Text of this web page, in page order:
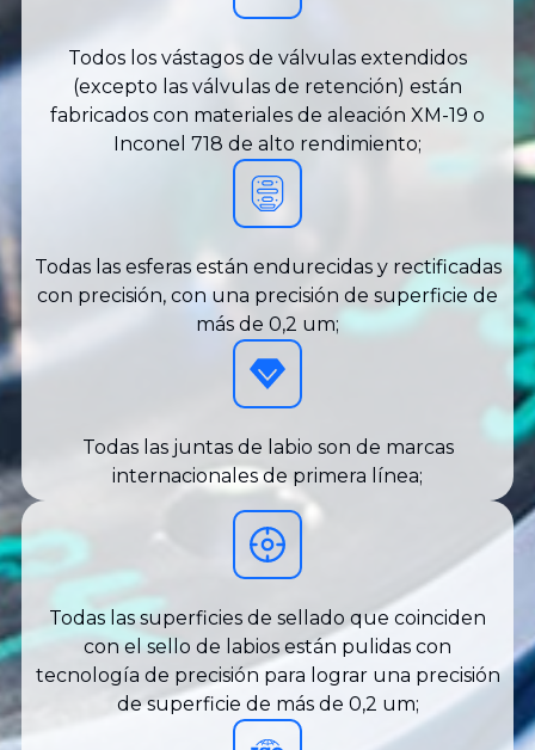
Todos los vástagos de válvulas extendidos
(excepto las válvulas de retención) están
fabricados con materiales de aleación XM-19 o
Inconel 718 de alto rendimiento;
Todas las esferas están endurecidas y rectificadas
con precisión, con una precisión de superficie de
más de 0,2 um;
Todas las juntas de labio son de marcas
internacionales de primera línea;
Todas las superficies de sellado que coinciden
con el sello de labios están pulidas con
tecnología de precisión para lograr una precisión
de superficie de más de 0,2 um;